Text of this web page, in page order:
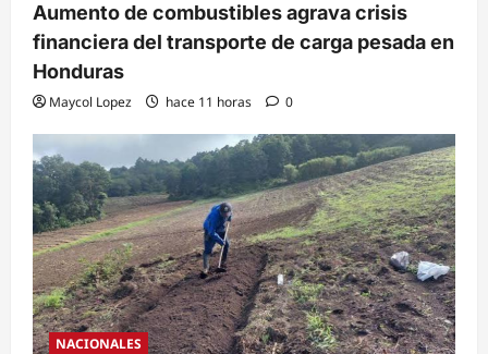
Aumento de combustibles agrava crisis
financiera del transporte de carga pesada en
Honduras
Maycol Lopez hace 11 horas 0
NACIONALES